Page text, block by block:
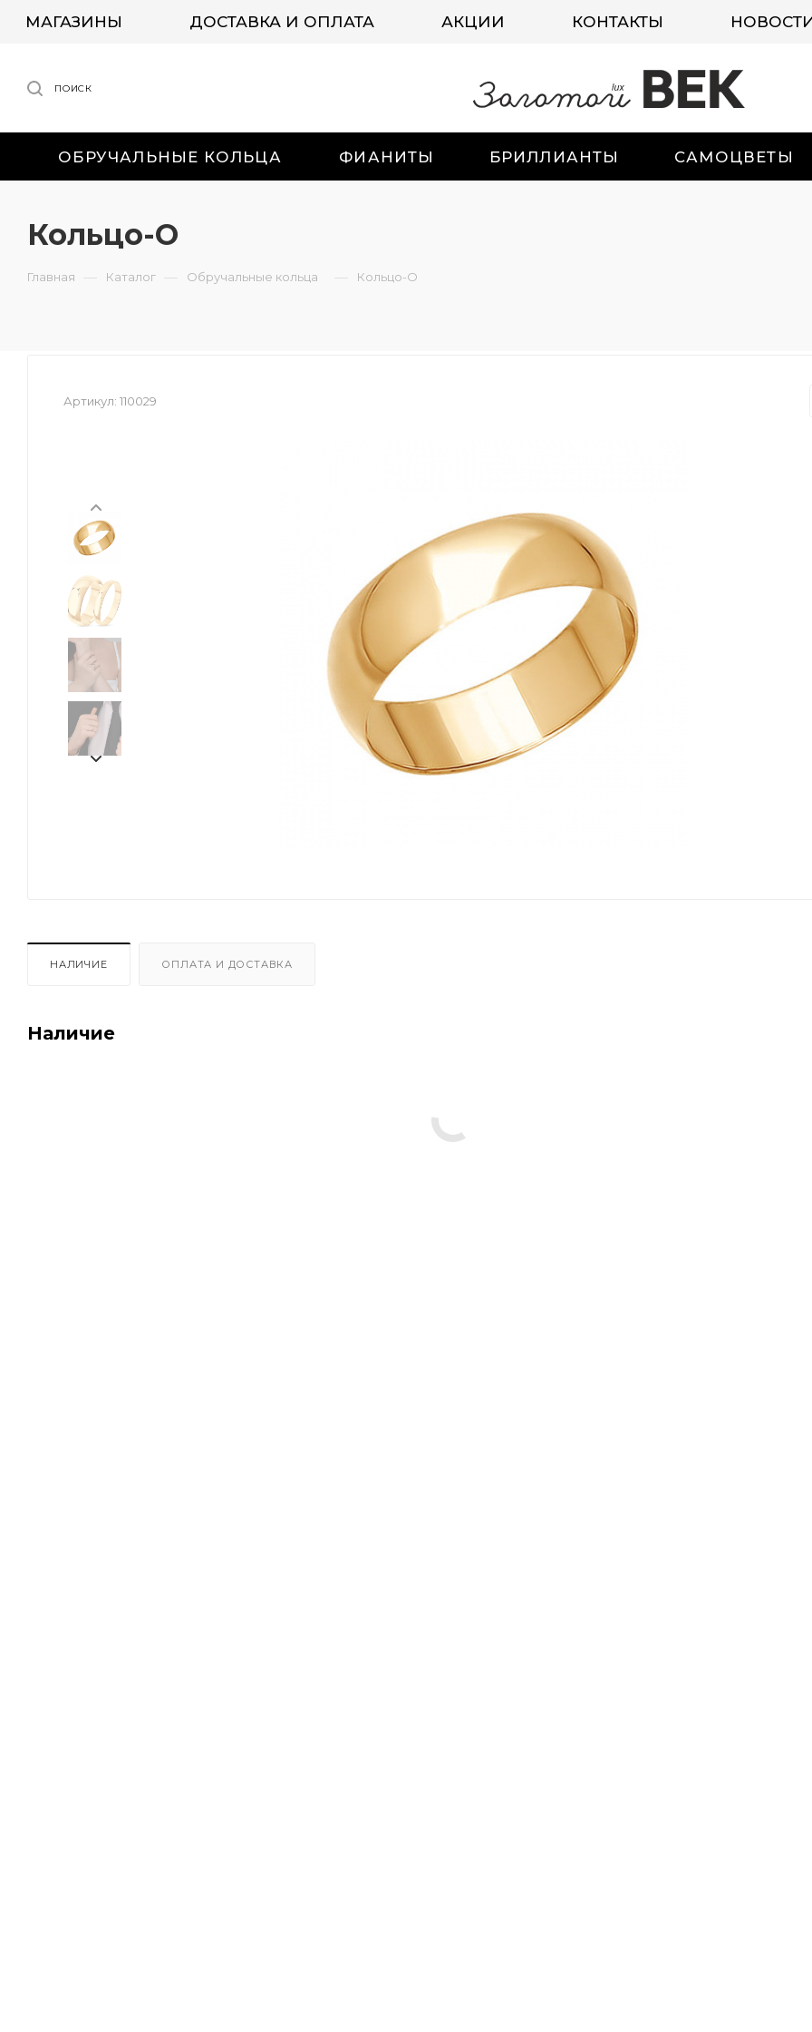
МАГАЗИНЫ ДОСТАВКА И ОПЛАТА АКЦИИ КОНТАКТЫ
ПОИСК
ОБРУЧАЛЬНЫЕ КОЛЬЦА ФИАНИТЫ БРИЛЛИАНТЫ САМОЦВЕТЫ
Кольцо-О
Главная — Каталог — Обручальные кольца — Кольцо-О
Артикул: 110029
НАЛИЧИЕ ОПЛАТА И ДОСТАВКА
Наличие